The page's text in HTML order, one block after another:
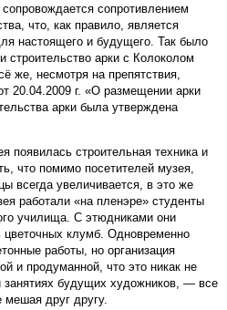
сопротивлением
что, как правило, является
настоящего и будущего. Так было
строительство арки с Колоколом
же, несмотря на препятствия,
20.04.2009 г. «О размещении арки
арки была утверждена
появилась строительная техника и
что помимо посетителей музея,
всегда увеличивается, в это же
работали «на пленэре» студенты
училища. С этюдниками они
цветочных клумб. Одновременно
работы, но организация
и продуманной, что это никак не
занятиях будущих художников, — все
друг другу.